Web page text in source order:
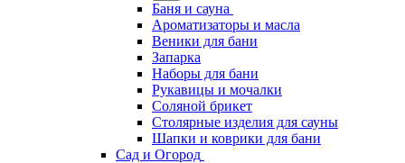
Баня и сауна
Ароматизаторы и масла
Веники для бани
Запарка
Наборы для бани
Рукавицы и мочалки
Соляной брикет
Столярные изделия для сауны
Шапки и коврики для бани
Сад и Огород